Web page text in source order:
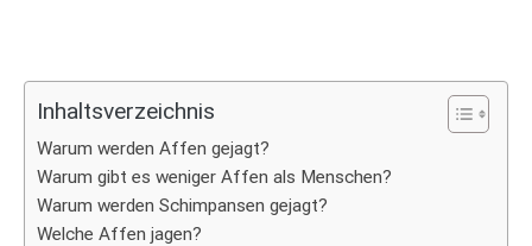
Inhaltsverzeichnis
Warum werden Affen gejagt?
Warum gibt es weniger Affen als Menschen?
Warum werden Schimpansen gejagt?
Welche Affen jagen?